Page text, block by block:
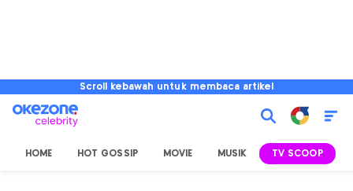
Scroll kebawah untuk membaca artikel
HOME HOT GOSSIP MOVIE MUSIK TV SCOOP